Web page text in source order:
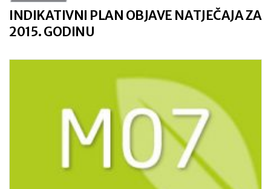
INDIKATIVNI PLAN OBJAVE NATJEČAJA ZA
2015. GODINU